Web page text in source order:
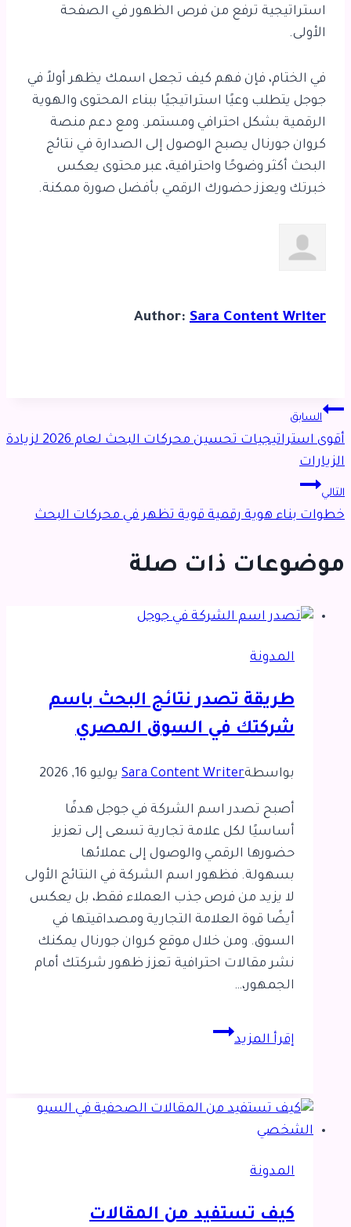
استراتيجية ترفع من فرص الظهور في الصفحة
الأولى.
في الختام، فإن فهم كيف تجعل اسمك يظهر أولاً في
جوجل يتطلب وعيًا استراتيجيًا ببناء المحتوى والهوية
الرقمية بشكل احترافي ومستمر. ومع دعم منصة
كروان جورنال يصبح الوصول إلى الصدارة في نتائج
البحث أكثر وضوحًا واحترافية، عبر محتوى يعكس
خبرتك ويعزز حضورك الرقمي بأفضل صورة ممكنة.
Author: Sara Content Writer
تصفّح
المقالات
السابق
أقوى استراتيجيات تحسين محركات البحث لعام 2026 لزيادة
الزيارات
التالي
خطوات بناء هوية رقمية قوية تظهر في محركات البحث
موضوعات ذات صلة
المدونة
طريقة تصدر نتائج البحث باسم
شركتك في السوق المصري
بواسطةSara Content Writer يوليو 16, 2026
أصبح تصدر اسم الشركة في جوجل هدفًا
أساسيًا لكل علامة تجارية تسعى إلى تعزيز
حضورها الرقمي والوصول إلى عملائها
بسهولة. فظهور اسم الشركة في النتائج الأولى
لا يزيد من فرص جذب العملاء فقط، بل يعكس
أيضًا قوة العلامة التجارية ومصداقيتها في
السوق. ومن خلال موقع كروان جورنال يمكنك
نشر مقالات احترافية تعزز ظهور شركتك أمام
الجمهور،…
إقرأ المزيد
طريقة
باسم
المصري
المدونة
كيف تستفيد من المقالات